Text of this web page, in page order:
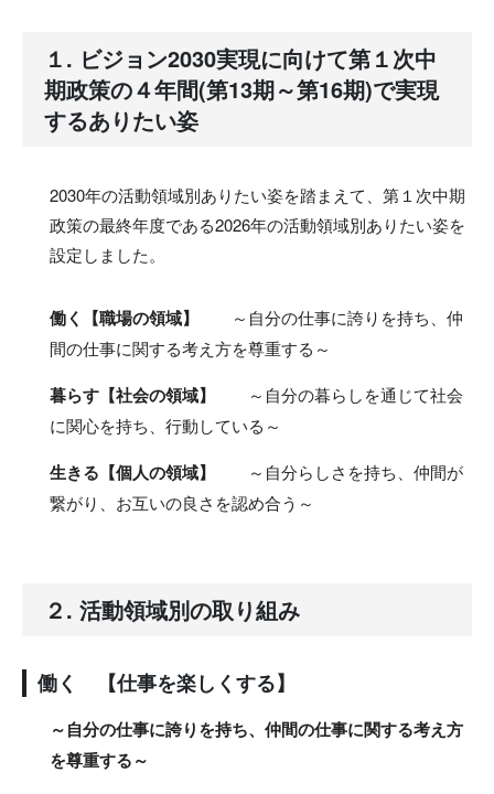
１. ビジョン2030実現に向けて第１次中
期政策の４年間(第13期～第16期)で実現
するありたい姿
2030年の活動領域別ありたい姿を踏まえて、第１次中期
政策の最終年度である2026年の活動領域別ありたい姿を
設定しました。
働く【職場の領域】
～自分の仕事に誇りを持ち、仲
間の仕事に関する考え方を尊重する～
暮らす【社会の領域】
～自分の暮らしを通じて社会
に関心を持ち、行動している～
生きる【個人の領域】
～自分らしさを持ち、仲間が
繋がり、お互いの良さを認め合う～
２. 活動領域別の取り組み
働く 【仕事を楽しくする】
～自分の仕事に誇りを持ち、仲間の仕事に関する考え方
を尊重する～